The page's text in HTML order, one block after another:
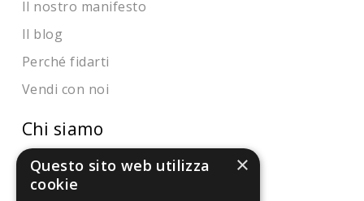
Il nostro manifesto
Il blog
Perché fidarti
Vendi con noi
Chi siamo
Chi Siamo
Sostegno e riconoscimenti
×
Questo sito web utilizza
cookie